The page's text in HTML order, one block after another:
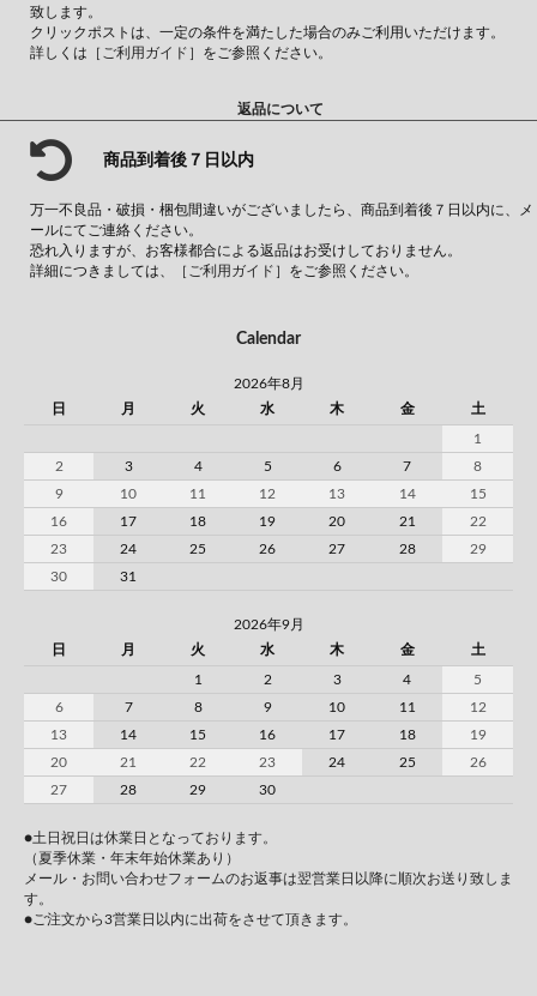
致します。
クリックポストは、一定の条件を満たした場合のみご利用いただけます。
詳しくは ［ご利用ガイド］ をご参照ください。
返品について
商品到着後７日以内
万一不良品・破損・梱包間違いがございましたら、商品到着後７日以内に、メ
ールにてご連絡ください。
恐れ入りますが、お客様都合による返品はお受けしておりません。
詳細につきましては、
［ご利用ガイド］ をご参照ください。
Calendar
2026年8月
日
月 火 水 木 金 土
1
2
3 4 5 6 7
8
9
10 11 12 13 14
15
16
17 18 19 20 21
22
23
24 25 26 27 28
29
30
31
2026年9月
日
月 火 水 木 金 土
1 2 3 4
5
6
7 8 9 10 11
12
13
14 15 16 17 18
19
20
21 22 23 24 25
26
27
28 29 30
●土日祝日は休業日となっております。
（夏季休業・年末年始休業あり）
メール・お問い合わせフォームのお返事は翌営業日以降に順次お送り致しま
す。
●ご注文から3営業日以内に出荷をさせて頂きます。